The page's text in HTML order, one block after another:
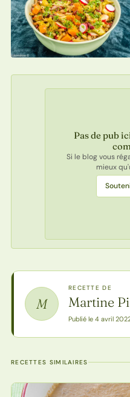
Pas de pub
Si le blog vous
mieux
M
RECETTE DE
Martine
Publié le 4 avril
RECETTES SIMILAIRES